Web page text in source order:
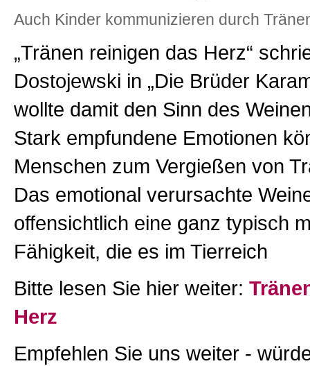
Auch Kinder kommunizieren durch
„Tränen reinigen das Herz“
Dostojewski in „Die Brüder
wollte damit den Sinn des
Stark empfundene Emotionen
Menschen zum Vergießen von
Das emotional verursachte
offensichtlich eine ganz typisch
Fähigkeit, die es im Tierreich
Bitte lesen Sie hier weiter:
Herz
Empfehlen Sie uns weiter -